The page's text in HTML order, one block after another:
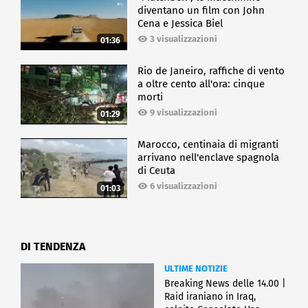
01:36
diventano un film con John
Cena e Jessica Biel
3 visualizzazioni
01:29
Rio de Janeiro, raffiche di vento
a oltre cento all'ora: cinque
morti
9 visualizzazioni
01:03
Marocco, centinaia di migranti
arrivano nell'enclave spagnola
di Ceuta
6 visualizzazioni
DI TENDENZA
ULTIME NOTIZIE
Breaking News delle 14.00 |
Raid iraniano in Iraq,